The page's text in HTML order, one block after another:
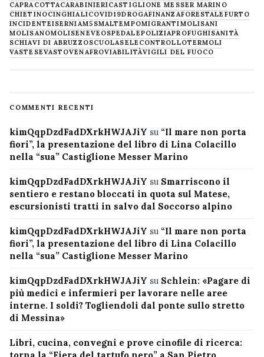
CAPRACOTTACARABINIERICASTIGLIONE MESSER MARINO
CHIETINOCINGHIALICOVID19DROGAFINANZAFORESTALE FURTO
INCIDENTEISERNIAM5SMALTEMPOMIGRANTIMOLISANI
MOLISANOMOLISENEVE OSPEDALEPOLIZIAPROFUGHISANITÀ
SCHIAVI DI ABRUZZOSCUOLASELECONTROLLOTERMOLI
VASTESEVASTOVENAFROVIABILITÀVIGILI DEL FUOCO
COMMENTI RECENTI
kimQqpDzdFadDXrkHWJAJiY su “Il mare non porta
fiori”, la presentazione del libro di Lina Colacillo
nella “sua” Castiglione Messer Marino
kimQqpDzdFadDXrkHWJAJiY su Smarriscono il
sentiero e restano bloccati in quota sul Matese,
escursionisti tratti in salvo dal Soccorso alpino
kimQqpDzdFadDXrkHWJAJiY su “Il mare non porta
fiori”, la presentazione del libro di Lina Colacillo
nella “sua” Castiglione Messer Marino
kimQqpDzdFadDXrkHWJAJiY su Schlein: «Pagare di
più medici e infermieri per lavorare nelle aree
interne. I soldi? Togliendoli dal ponte sullo stretto
di Messina»
Libri, cucina, convegni e prove cinofile di ricerca: